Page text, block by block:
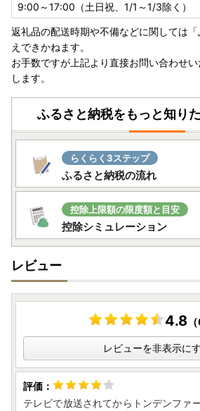
9:00～17:00（土日祝、1/1～1/3除く）
返礼品の配送時期や不備などに関しては
えできかねます。
お手数ですが上記より直接お問い合わせ
します。
ふるさと納税をもっと知り
らくらく3ステップ
ふるさと納税の流れ
控除上限額の限度額と目安
控除シミュレーション
レビュー
4.8
レビューを非表示に
テレビで放送されてからトンデンファ